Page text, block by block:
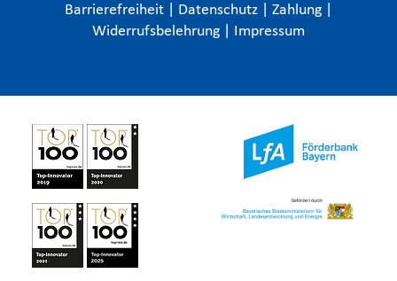
Barrierefreiheit
Datenschutz Zahlung
Widerrufsbelehrung
Impressum